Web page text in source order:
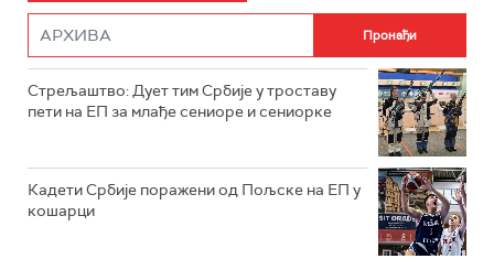
Стрељаштво: Дует тим Србије у троставу
пети на ЕП за млађе сениоре и сениорке
Кадети Србије поражени од Пољске на ЕП у
кошарци